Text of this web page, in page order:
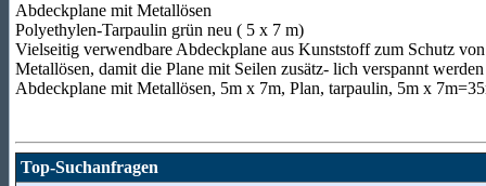
Abdeckplane mit Metallösen
Polyethylen-Tarpaulin grün neu ( 5 x 7 m)
Vielseitig verwendbare Abdeckplane aus Kunststoff zum Schutz
Metallösen, damit die Plane mit Seilen zusätz- lich verspannt
Abdeckplane mit Metallösen, 5m x 7m, Plan, tarpaulin, 5m x
Top-Suchanfragen